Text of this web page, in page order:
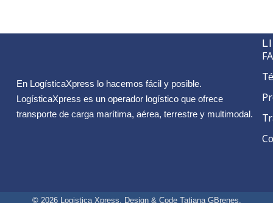
En LogísticaXpress lo hacemos fácil y posible.
LogísticaXpress es un operador logístico que ofrece
transporte de carga marítima, aérea, terrestre y multimodal.
© 2026 Logistica Xpress. Design & Code Tatiana GBrenes.